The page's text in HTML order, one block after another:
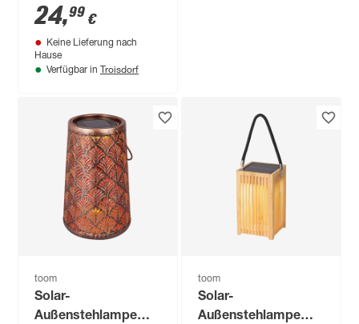
warmweiß IP 44 Ø
20 x 32 cm
24,99 €
Keine Lieferung nach
Hause
Verfügbar in Troisdorf
toom
Solar-
Außenstehlampe
toom
Solar-
Außenstehlampe